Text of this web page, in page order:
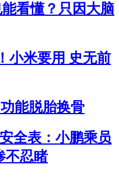
看懂？只因大脑
小米要用 史无前
能脱胎换骨
全表：小鹏乘员
不忍睹